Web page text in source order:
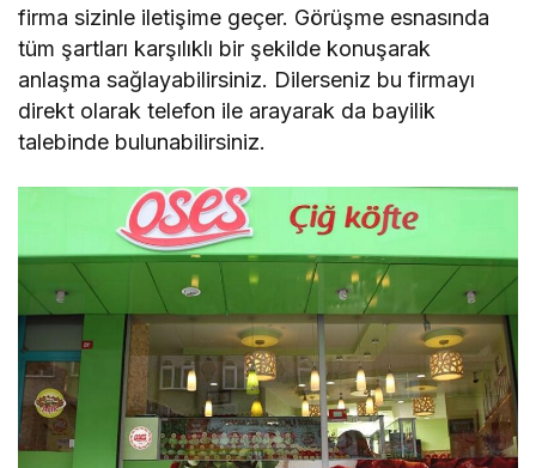
firma sizinle iletişime geçer. Görüşme esnasında
tüm şartları karşılıklı bir şekilde konuşarak
anlaşma sağlayabilirsiniz. Dilerseniz bu firmayı
direkt olarak telefon ile arayarak da bayilik
talebinde bulunabilirsiniz.